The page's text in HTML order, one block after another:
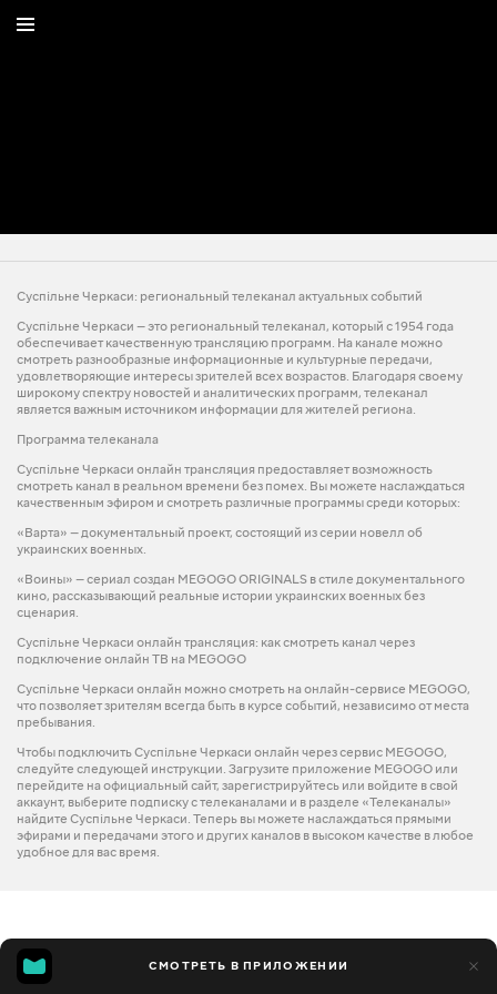
СМОТРЕТЬ В ПРИЛОЖЕНИИ
Суспільне Черкаси: региональный телеканал актуальных событий
Суспільне Черкаси — это региональный телеканал, который с 1954 года
обеспечивает качественную трансляцию программ. На канале можно
смотреть разнообразные информационные и культурные передачи,
удовлетворяющие интересы зрителей всех возрастов. Благодаря своему
широкому спектру новостей и аналитических программ, телеканал
является важным источником информации для жителей региона.
Программа телеканала
Суспільне Черкаси онлайн трансляция предоставляет возможность
смотреть канал в реальном времени без помех. Вы можете наслаждаться
качественным эфиром и смотреть различные программы среди которых:
«Варта» — документальный проект, состоящий из серии новелл об
украинских военных.
«Воины» — сериал создан MEGOGO ORIGINALS в стиле документального
кино, рассказывающий реальные истории украинских военных без
сценария.
Суспільне Черкаси онлайн трансляция: как смотреть канал через
подключение онлайн ТВ на MEGOGO
Суспільне Черкаси онлайн можно смотреть на онлайн-сервисе MEGOGO,
что позволяет зрителям всегда быть в курсе событий, независимо от места
пребывания.
Чтобы подключить Суспільне Черкаси онлайн через сервис MEGOGO,
следуйте следующей инструкции. Загрузите приложение MEGOGO или
перейдите на официальный сайт, зарегистрируйтесь или войдите в свой
аккаунт, выберите подписку с телеканалами и в разделе «Телеканалы»
найдите Суспільне Черкаси. Теперь вы можете наслаждаться прямыми
эфирами и передачами этого и других каналов в высоком качестве в любое
удобное для вас время.